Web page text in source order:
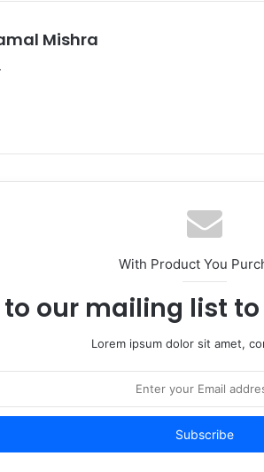
Mishra
Website
With Product You
to our mailing list
Lorem ipsum dolor sit amet,